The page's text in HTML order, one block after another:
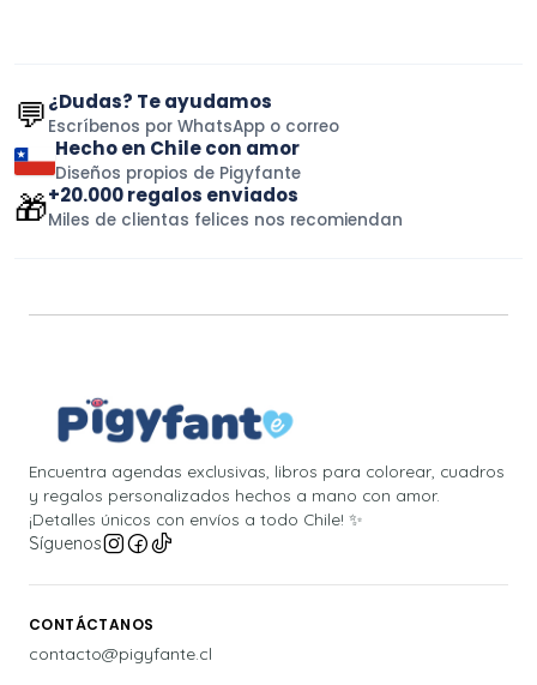
💬¿Dudas? Te ayudamos
Escríbenos por WhatsApp o correo
Hecho en Chile con amor
Diseños propios de Pigyfante
🎁+20.000 regalos enviados
Miles de clientas felices nos recomiendan
Encuentra agendas exclusivas, libros para colorear, cuadros
y regalos personalizados hechos a mano con amor.
¡Detalles únicos con envíos a todo Chile! ✨
Síguenos
CONTÁCTANOS
contacto@pigyfante.cl